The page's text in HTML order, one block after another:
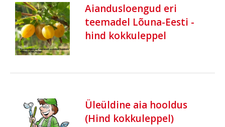
Aiandusloengud eri
teemadel Lõuna-Eesti -
hind kokkuleppel
Üleüldine aia hooldus
(Hind kokkuleppel)